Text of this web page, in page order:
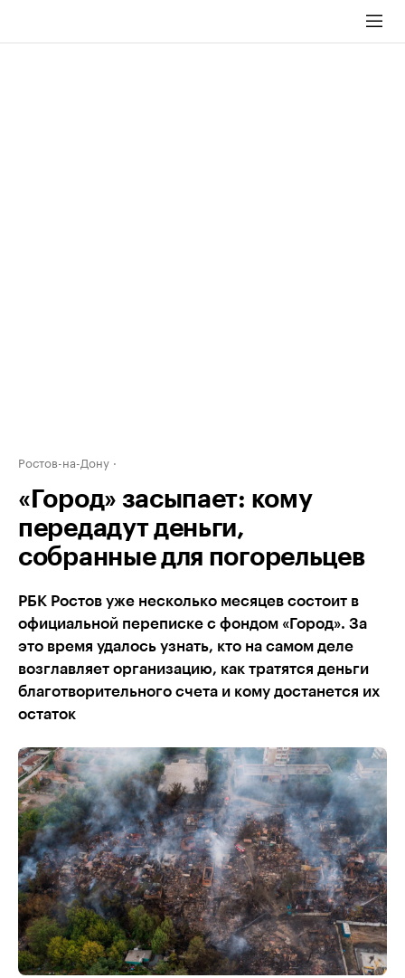
Ростов-на-Дону
«Город» засыпает: кому
передадут деньги,
собранные для погорельцев
РБК Ростов уже несколько месяцев состоит в
официальной переписке с фондом «Город». За
это время удалось узнать, кто на самом деле
возглавляет организацию, как тратятся деньги
благотворительного счета и кому достанется их
остаток